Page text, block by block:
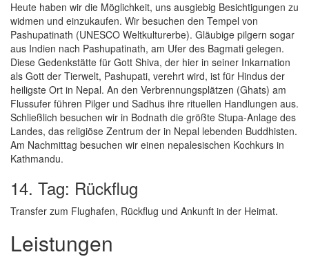
Heute haben wir die Möglichkeit, uns ausgiebig Besichtigungen zu
widmen und einzukaufen. Wir besuchen den Tempel von
Pashupatinath (UNESCO Weltkulturerbe). Gläubige pilgern sogar
aus Indien nach Pashupatinath, am Ufer des Bagmati gelegen.
Diese Gedenkstätte für Gott Shiva, der hier in seiner Inkarnation
als Gott der Tierwelt, Pashupati, verehrt wird, ist für Hindus der
heiligste Ort in Nepal. An den Verbrennungsplätzen (Ghats) am
Flussufer führen Pilger und Sadhus ihre rituellen Handlungen aus.
Schließlich besuchen wir in Bodnath die größte Stupa-Anlage des
Landes, das religiöse Zentrum der in Nepal lebenden Buddhisten.
Am Nachmittag besuchen wir einen nepalesischen Kochkurs in
Kathmandu.
14. Tag: Rückflug
Transfer zum Flughafen, Rückflug und Ankunft in der Heimat.
Leistungen